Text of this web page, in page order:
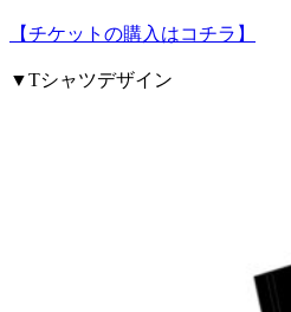
【チケットの購入はコチラ】
▼Tシャツデザイン